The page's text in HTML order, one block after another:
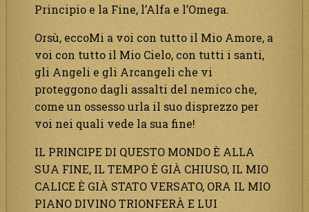
Principio e la Fine, l’Alfa e l’Omega.
Orsù, eccoMi a voi con tutto il Mio Amore, a
voi con tutto il Mio Cielo, con tutti i santi,
gli Angeli e gli Arcangeli che vi
proteggono dagli assalti del nemico che,
come un ossesso urla il suo disprezzo per
voi nei quali vede la sua fine!
IL PRINCIPE DI QUESTO MONDO È ALLA
SUA FINE, IL TEMPO È GIÀ CHIUSO, IL MIO
CALICE È GIÀ STATO VERSATO, ORA IL MIO
PIANO DIVINO TRIONFERÀ E LUI